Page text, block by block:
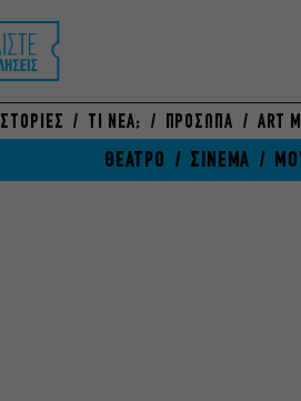
ΙΣΤΟΡΙΕΣ ΤΙ ΝΕΑ; ΠΡΟΣΩΠΑ ART
ΘΕΑΤΡΟ ΣΙΝΕΜΑ